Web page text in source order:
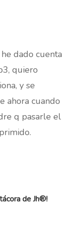
dado cuenta
quiero
y se
ahora cuando
q pasarle el
de Jh®!